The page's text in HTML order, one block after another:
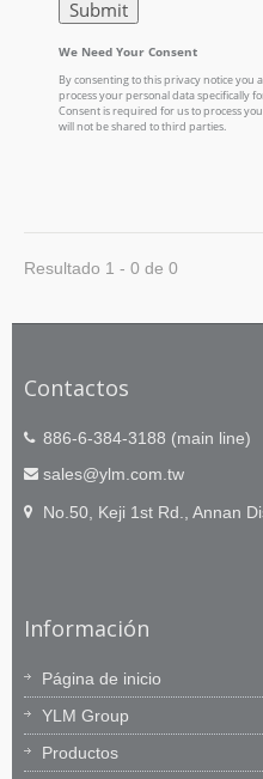
Resultado 1 - 0 de 0
Contactos
886-6-384-3188 (main line)
sales@ylm.com.tw
No.50, Keji 1st Rd., Annan
Información
Página de inicio
YLM Group
Productos